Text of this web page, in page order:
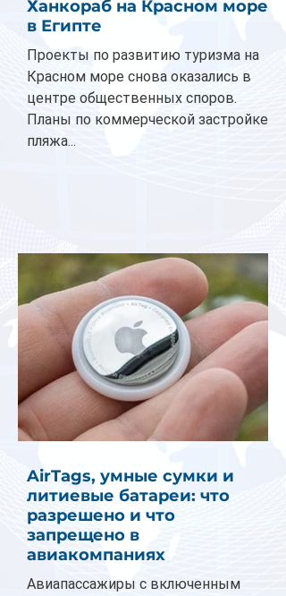
Ханкораб на Красном море
в Египте
Проекты по развитию туризма на
Красном море снова оказались в
центре общественных споров.
Планы по коммерческой застройке
пляжа...
AirTags, умные сумки и
литиевые батареи: что
разрешено и что
запрещено в
авиакомпаниях
Авиапассажиры с включенным